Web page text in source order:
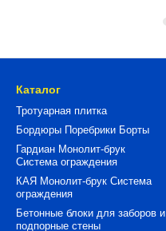
Каталог
Тротуарная плитка
Бордюры Поребрики Борты
Гардиан Монолит-брук
Система ограждения
КАЯ Монолит-брук Система
ограждения
Бетонные блоки для заборов и
подпорные стены